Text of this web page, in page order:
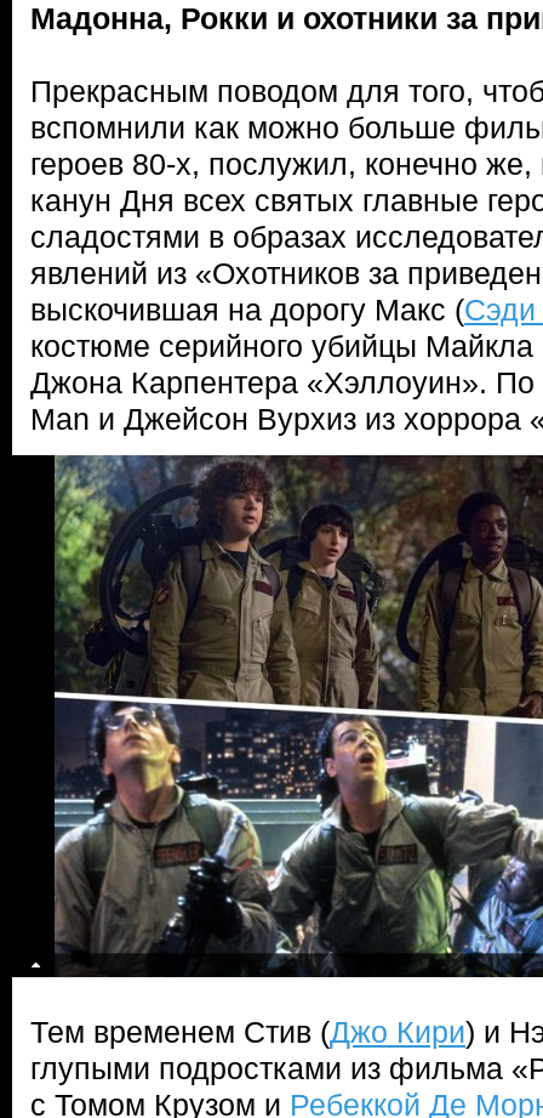
Мадонна, Рокки и охотники за
Прекрасным поводом для того,
вспомнили как можно больше
героев 80-х, послужил, конечно
канун Дня всех святых главные
сладостями в образах
явлений из «Охотников за
выскочившая на дорогу Макс (Сэди
костюме серийного убийцы
Джона Карпентера «Хэллоуин». По
Man и Джейсон Вурхиз из хоррора
Тем временем Стив (Джо Кири) и
глупыми подростками из фильма
с Томом Крузом и Ребеккой Де